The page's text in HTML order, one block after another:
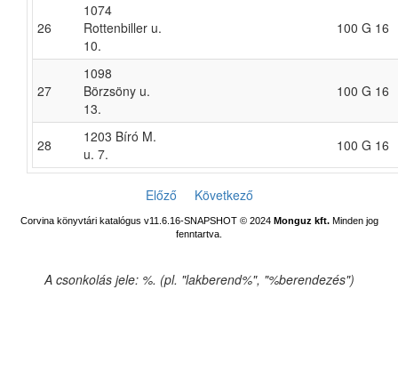
26
1074
Rottenbiller u.
10.
100 G 16
27
1098
Börzsöny u.
13.
100 G 16
28
1203 Bíró M.
u. 7.
100 G 16
Előző Következő
Corvina könyvtári katalógus v11.6.16-SNAPSHOT© 2024 Monguz kft.Minden jog
fenntartva.
A csonkolás jele: %. (pl. "lakberend%", "%berendezés")